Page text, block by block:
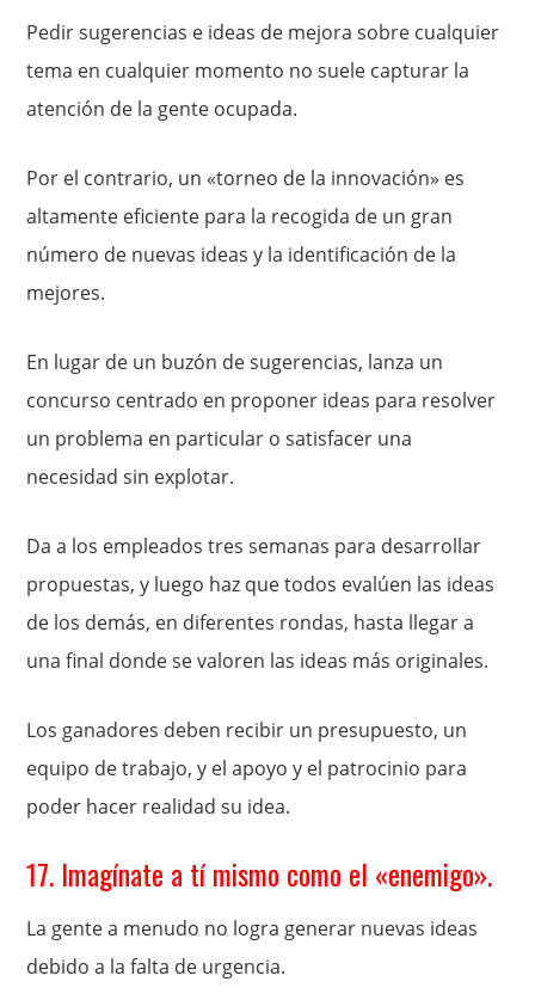
Pedir sugerencias e ideas de mejora sobre cualquier
tema en cualquier momento no suele capturar la
atención de la gente ocupada.
Por el contrario, un «torneo de la innovación» es
altamente eficiente para la recogida de un gran
número de nuevas ideas y la identificación de la
mejores.
En lugar de un buzón de sugerencias, lanza un
concurso centrado en proponer ideas para resolver
un problema en particular o satisfacer una
necesidad sin explotar.
Da a los empleados tres semanas para desarrollar
propuestas, y luego haz que todos evalúen las ideas
de los demás, en diferentes rondas, hasta llegar a
una final donde se valoren las ideas más originales.
Los ganadores deben recibir un presupuesto, un
equipo de trabajo, y el apoyo y el patrocinio para
poder hacer realidad su idea.
17. Imagínate a tí mismo como el «enemigo».
La gente a menudo no logra generar nuevas ideas
debido a la falta de urgencia.